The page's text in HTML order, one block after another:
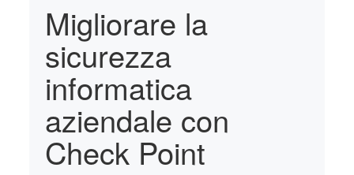
Migliorare la
sicurezza
informatica
aziendale con
Check Point